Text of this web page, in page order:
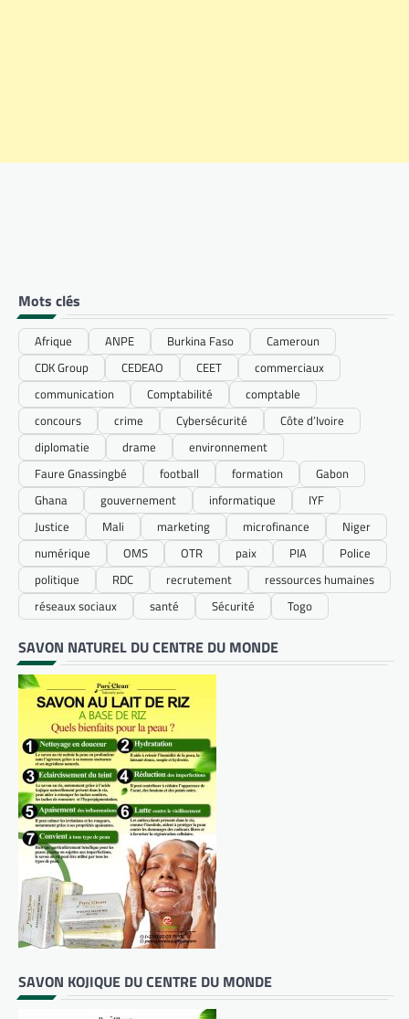
Mots clés
Afrique ANPE Burkina Faso
Cameroun
CDK Group
CEDEAO CEET
commerciaux
communication
Comptabilité
comptable
concours
crime Cybersécurité
Côte d’Ivoire
diplomatie
drame
environnement
Faure Gnassingbé
football formation
Gabon
Ghana
gouvernement informatique
IYF
Justice
Mali marketing microfinance
Niger
numérique
OMS OTR paix PIA
Police
politique
RDC recrutement
ressources humaines
réseaux sociaux
santé Sécurité Togo
SAVON NATUREL DU CENTRE DU MONDE
SAVON KOJIQUE DU CENTRE DU MONDE